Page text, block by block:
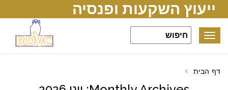
ייעוץ השקעות ופנסיה
Toggle
דף הבית